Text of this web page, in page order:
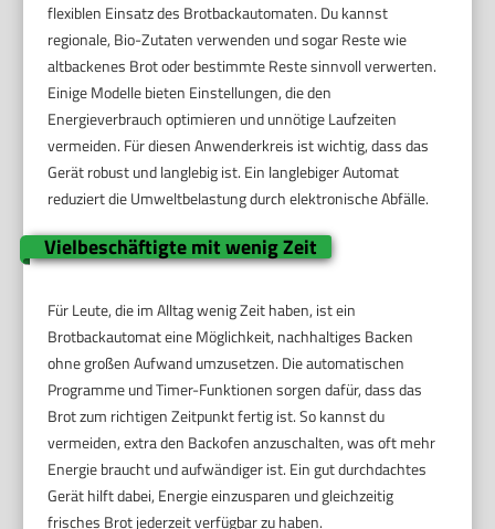
flexiblen Einsatz des Brotbackautomaten. Du kannst
regionale, Bio-Zutaten verwenden und sogar Reste wie
altbackenes Brot oder bestimmte Reste sinnvoll verwerten.
Einige Modelle bieten Einstellungen, die den
Energieverbrauch optimieren und unnötige Laufzeiten
vermeiden. Für diesen Anwenderkreis ist wichtig, dass das
Gerät robust und langlebig ist. Ein langlebiger Automat
reduziert die Umweltbelastung durch elektronische Abfälle.
Vielbeschäftigte mit wenig Zeit
Für Leute, die im Alltag wenig Zeit haben, ist ein
Brotbackautomat eine Möglichkeit, nachhaltiges Backen
ohne großen Aufwand umzusetzen. Die automatischen
Programme und Timer-Funktionen sorgen dafür, dass das
Brot zum richtigen Zeitpunkt fertig ist. So kannst du
vermeiden, extra den Backofen anzuschalten, was oft mehr
Energie braucht und aufwändiger ist. Ein gut durchdachtes
Gerät hilft dabei, Energie einzusparen und gleichzeitig
frisches Brot jederzeit verfügbar zu haben.